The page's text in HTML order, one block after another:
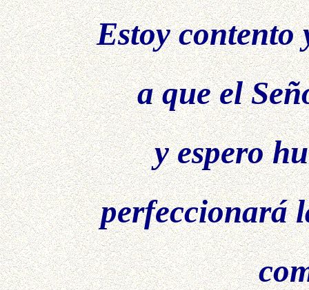
Estoy contento
a que el
y espero
perfeccionará